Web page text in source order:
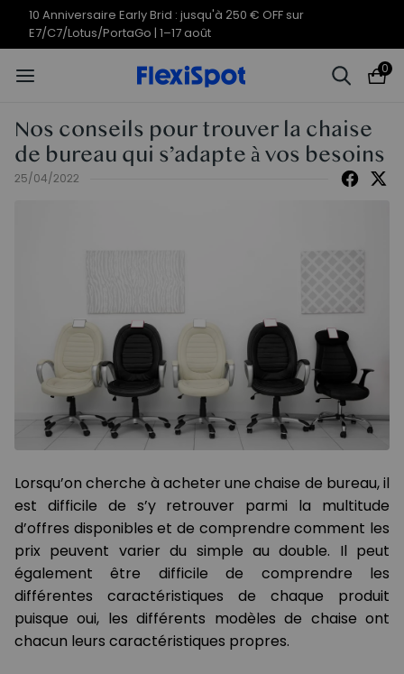
Offres du 10e anniversaire | C7
Morpher dès 579,99 €
Termine en
0
Nos conseils pour trouver la chaise
de bureau qui s’adapte à vos besoins
25/04/2022
Lorsqu’on cherche à acheter une chaise de bureau, il
est difficile de s’y retrouver parmi la multitude
d’offres disponibles et de comprendre comment les
prix peuvent varier du simple au double. Il peut
également être difficile de comprendre les
différentes caractéristiques de chaque produit
puisque oui, les différents modèles de chaise ont
chacun leurs caractéristiques propres.